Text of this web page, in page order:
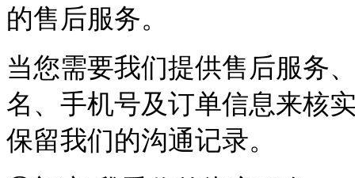
的售后服务。
当您需要我们提供售后服务
名、手机号及订单信息来核
保留我们的沟通记录。